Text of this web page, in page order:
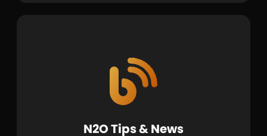
N2O Tips & News